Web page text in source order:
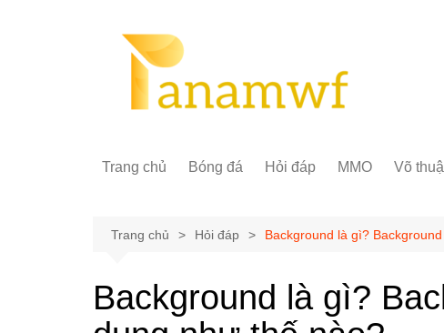
Trang chủ Bóng đá Hỏi đáp MMO Võ
Trang chủ Hỏi đáp Background là gì?
Background là gì?